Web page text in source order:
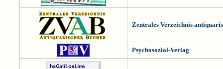
Zentrales Verzeichnis
Psychosozial-Verlag